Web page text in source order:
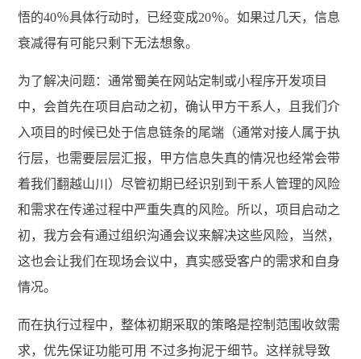
悟的40％具体行动时，已经变成20％。如果过几天，信息
衰减得有可能只剩下无法想象。
为了解决问题：通常蜀美在网站定制或小程序开发项目
中，会首先在项目启动之初，确认甲方干系人，且我们介
入项目的时候已处于信息链条的尾端（通常对接人属于执
行层，也需要层层汇报，甲方信息失真的情况也经常会带
着我们翻越山川）尽管初期已经识别到干系人管理的风险
和需求在传递过程中严重失真的风险。所以，项目启动之
初，我方会有通过组织沟通会议来解决这些风险，当然，
这也会让我们在现场会议中，真实感受客户的需求和自身
情况。
而在执行过程中，整体初期采取的策略是控制范围收敛需
求，优先保证功能可用 不过多拘泥于细节。这样就导致